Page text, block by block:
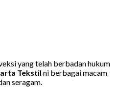
yang telah berbadan hukum
Tekstil ni berbagai macam
seragam.